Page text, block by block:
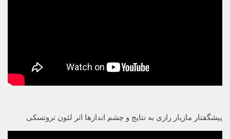
پیشگفتار مازیار رازی به نتایج و چشم اندازها اثر لئون تروتسکی